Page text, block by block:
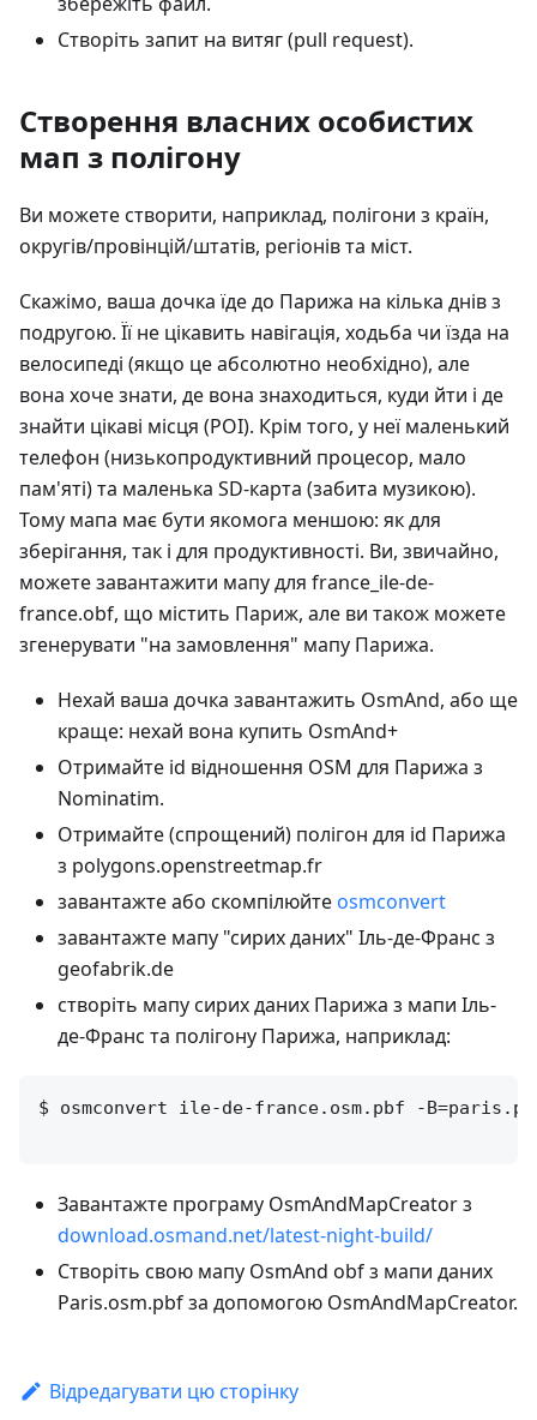
Створіть запит на витяг (pull request).
Створення власних особистих
мап з полігону
Ви можете створити, наприклад, полігони з країн,
округів/провінцій/штатів, регіонів та міст.
Скажімо, ваша дочка їде до Парижа на кілька днів з
подругою. Її не цікавить навігація, ходьба чи їзда на
велосипеді (якщо це абсолютно необхідно), але
вона хоче знати, де вона знаходиться, куди йти і де
знайти цікаві місця (POI). Крім того, у неї маленький
телефон (низькопродуктивний процесор, мало
пам'яті) та маленька SD-карта (забита музикою).
Тому мапа має бути якомога меншою: як для
зберігання, так і для продуктивності. Ви, звичайно,
можете завантажити мапу для france_ile-de-
france.obf, що містить Париж, але ви також можете
згенерувати "на замовлення" мапу Парижа.
Нехай ваша дочка завантажить OsmAnd, або ще
краще: нехай вона купить OsmAnd+
Отримайте id відношення OSM для Парижа з
Nominatim.
Отримайте (спрощений) полігон для id Парижа
з polygons.openstreetmap.fr
завантажте або скомпілюйте osmconvert
завантажте мапу "сирих даних" Іль-де-Франс з
geofabrik.de
створіть мапу сирих даних Парижа з мапи Іль-
де-Франс та полігону Парижа, наприклад:
$ osmconvert ile-de-france.osm.pbf -
Завантажте програму OsmAndMapCreator з
download.osmand.net/latest-night-build/
Створіть свою мапу OsmAnd obf з мапи даних
Paris.osm.pbf за допомогою OsmAndMapCreator.
Відредагувати цю сторінку